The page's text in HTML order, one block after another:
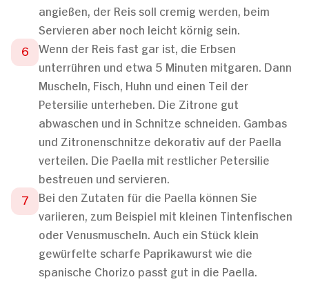
angießen, der Reis soll cremig werden, beim
Servieren aber noch leicht körnig sein.
Wenn der Reis fast gar ist, die Erbsen
unterrühren und etwa 5 Minuten mitgaren. Dann
Muscheln, Fisch, Huhn und einen Teil der
Petersilie unterheben. Die Zitrone gut
abwaschen und in Schnitze schneiden. Gambas
und Zitronenschnitze dekorativ auf der Paella
verteilen. Die Paella mit restlicher Petersilie
bestreuen und servieren.
Bei den Zutaten für die Paella können Sie
variieren, zum Beispiel mit kleinen Tintenfischen
oder Venusmuscheln. Auch ein Stück klein
gewürfelte scharfe Paprikawurst wie die
spanische Chorizo passt gut in die Paella.